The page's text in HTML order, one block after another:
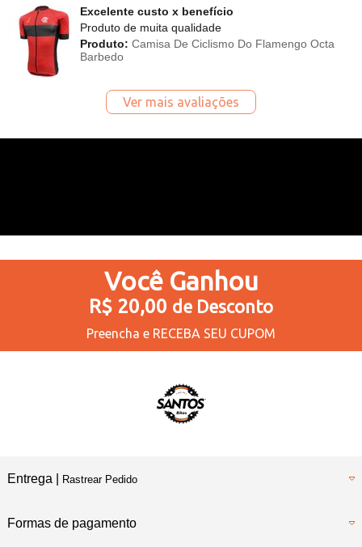
Excelente custo x benefício
Produto de muita qualidade
Produto: Camisa De Ciclismo Do Flamengo Octa
Barbedo
Ver mais avaliações
Você Ganhou
R$ 20,00 de Desconto
Preencha e RECEBA SEU CUPOM
Entrega | Rastrear Pedido
Formas de pagamento